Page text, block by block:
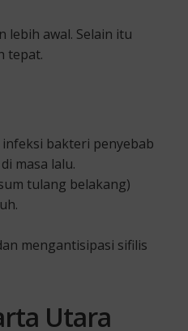
lebih awal. Selain itu
tepat.
bakteri penyebab
masa lalu.
tulang belakang)
mengantisipasi sifilis
Utara